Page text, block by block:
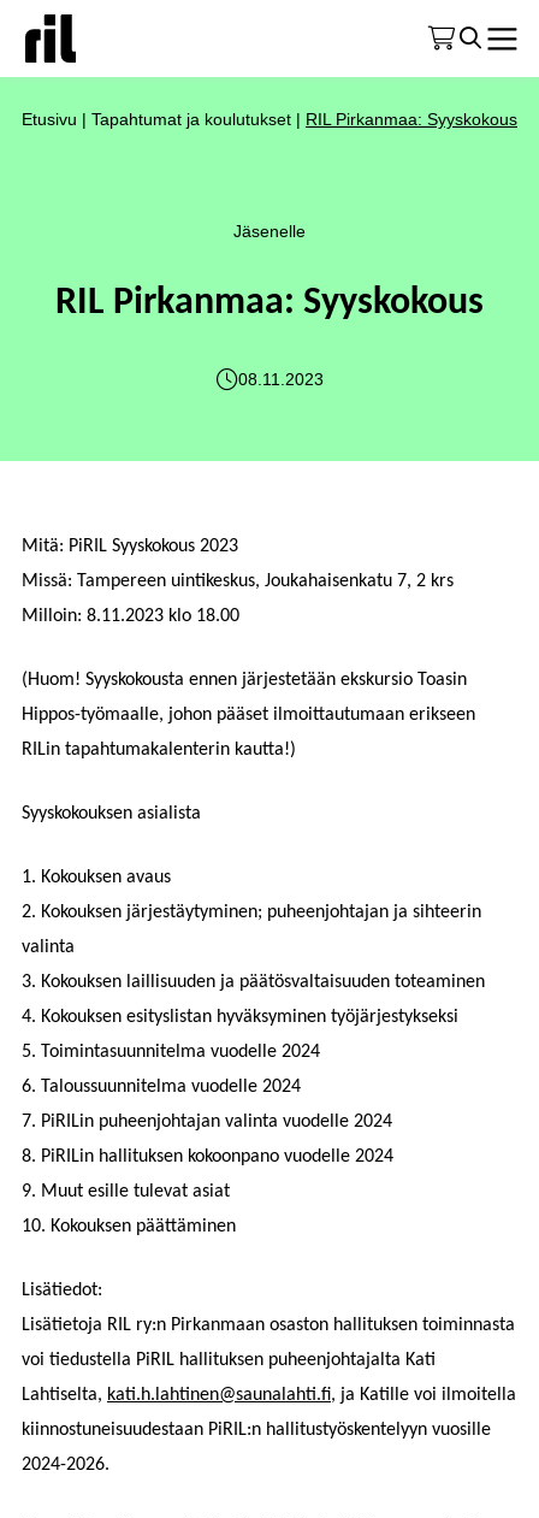
Etusivu | Tapahtumat ja koulutukset | RIL Pirkanmaa: Syyskokous
Jäsenelle
RIL Pirkanmaa: Syyskokous
08.11.2023
Mitä: PiRIL Syyskokous 2023
Missä: Tampereen uintikeskus, Joukahaisenkatu 7, 2 krs
Milloin: 8.11.2023 klo 18.00
(Huom! Syyskokousta ennen järjestetään ekskursio Toasin
Hippos-työmaalle, johon pääset ilmoittautumaan erikseen
RILin tapahtumakalenterin kautta!)
Syyskokouksen asialista
1. Kokouksen avaus
2. Kokouksen järjestäytyminen; puheenjohtajan ja sihteerin
valinta
3. Kokouksen laillisuuden ja päätösvaltaisuuden toteaminen
4. Kokouksen esityslistan hyväksyminen työjärjestykseksi
5. Toimintasuunnitelma vuodelle 2024
6. Taloussuunnitelma vuodelle 2024
7. PiRILin puheenjohtajan valinta vuodelle 2024
8. PiRILin hallituksen kokoonpano vuodelle 2024
9. Muut esille tulevat asiat
10. Kokouksen päättäminen
Lisätiedot:
Lisätietoja RIL ry:n Pirkanmaan osaston hallituksen toiminnasta
voi tiedustella PiRIL hallituksen puheenjohtajalta Kati
Lahtiselta, kati.h.lahtinen@saunalahti.fi, ja Katille voi ilmoitella
kiinnostuneisuudestaan PiRIL:n hallitustyöskentelyyn vuosille
2024-2026.